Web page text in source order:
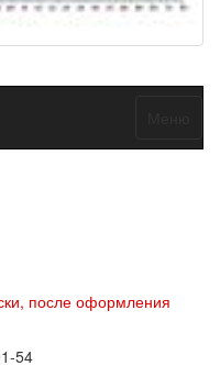
после оформления
54